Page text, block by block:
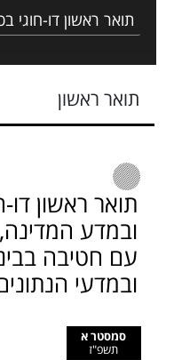
תואר ראשון
תואר ראשון
ובמדע
עם חטיבה
ובמדעי
סמסטר א
תשפ"ז